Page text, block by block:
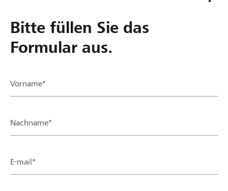
Bitte füllen Sie das
Formular aus.
Vorname*
Nachname*
E-mail*